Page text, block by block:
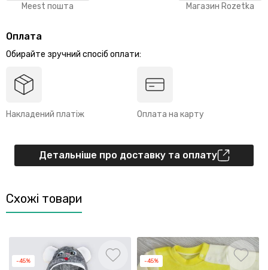
Meest пошта Магазин Rozetka
Оплата
Обирайте зручний спосіб оплати:
Накладений платіж Оплата на карту
Детальніше про доставку та оплату
Схожі товари
-45% -45%